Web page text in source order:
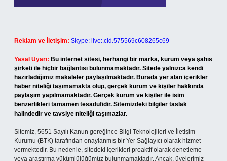
Reklam ve İletişim: Skype: live:.cid.575569c608265c69
Yasal Uyarı: Bu internet sitesi, herhangi bir marka, kurum veya şahıs
şirketi ile hiçbir bağlantısı bulunmamaktadır. Sitede yalnızca kendi
hazırladığımız makaleler paylaşılmaktadır. Burada yer alan içerikler
haber niteliği taşımamakta olup, gerçek kurum ve kişiler hakkında
paylaşım yapılmamaktadır. Gerçek kurum ve kişiler ile isim
benzerlikleri tamamen tesadüfidir. Sitemizdeki bilgiler taslak
halindedir ve tavsiye niteliği taşımazlar.
Sitemiz, 5651 Sayılı Kanun gereğince Bilgi Teknolojileri ve İletişim
Kurumu (BTK) tarafından onaylanmış bir Yer Sağlayıcı olarak hizmet
vermektedir. Bu nedenle, sitedeki içerikleri proaktif olarak denetleme
veya araştırma yükümlülüğümüz bulunmamaktadır. Ancak, üyelerimiz